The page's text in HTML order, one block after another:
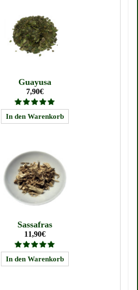
Guayusa
7,90€
Sassafras
11,90€